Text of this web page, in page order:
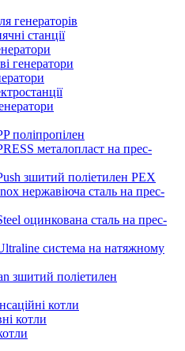
генераторів
станції
генератори
поліпропілен
металопласт на прес-
зшитий поліетилен PEX
нержавіюча сталь на прес-
оцинкована сталь на прес-
система на натяжному
зшитий поліетилен
котли
котли